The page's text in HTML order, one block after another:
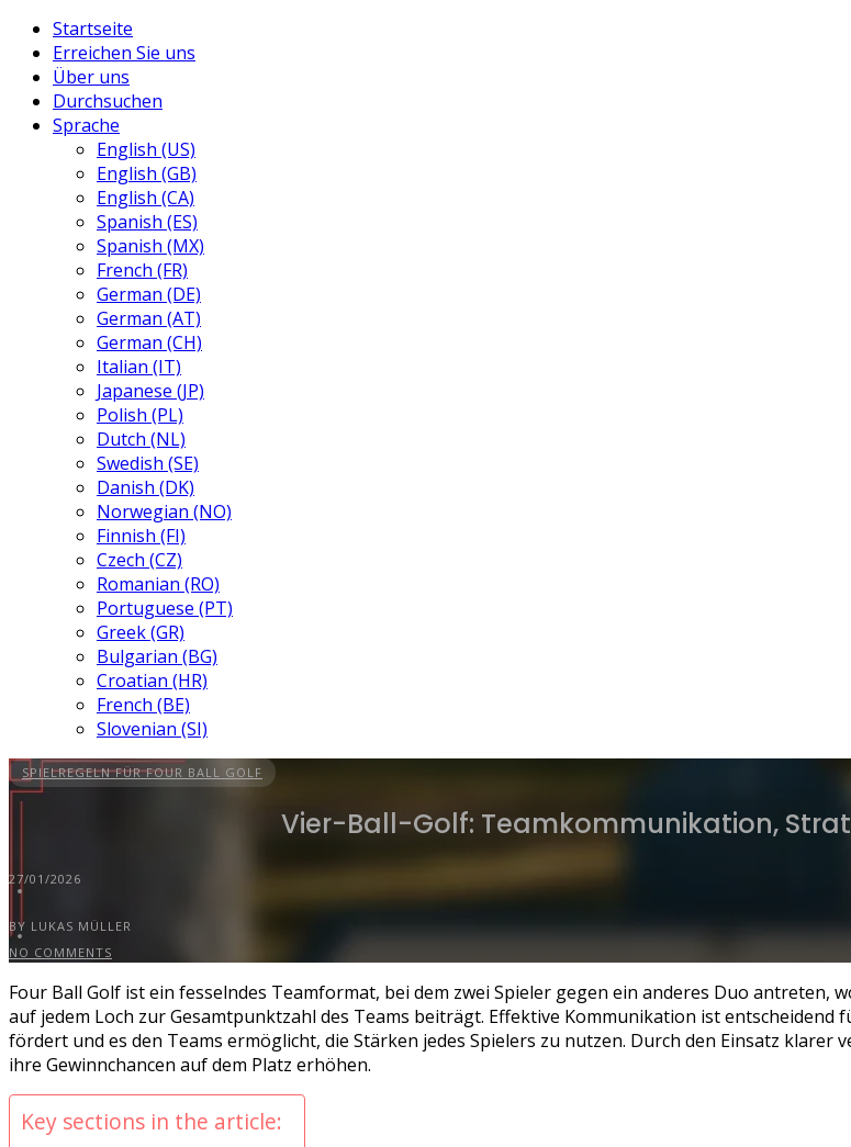
Startseite
Erreichen Sie uns
Über uns
Durchsuchen
Sprache
English (US)
English (GB)
English (CA)
Spanish (ES)
Spanish (MX)
French (FR)
German (DE)
German (AT)
German (CH)
Italian (IT)
Japanese (JP)
Polish (PL)
Dutch (NL)
Swedish (SE)
Danish (DK)
Norwegian (NO)
Finnish (FI)
Czech (CZ)
Romanian (RO)
Portuguese (PT)
Greek (GR)
Bulgarian (BG)
Croatian (HR)
French (BE)
Slovenian (SI)
SPIELREGELN FÜR FOUR BALL GOLF
Vier-Ball-Golf: Teamkommunikation,
27/01/2026
BY LUKAS MÜLLER
NO COMMENTS
Four Ball Golf ist ein fesselndes Teamformat, bei dem zwei Spieler gegen ein anderes Duo antreten,
auf jedem Loch zur Gesamtpunktzahl des Teams beiträgt. Effektive Kommunikation ist
fördert und es den Teams ermöglicht, die Stärken jedes Spielers zu nutzen. Durch den Einsatz
ihre Gewinnchancen auf dem Platz erhöhen.
Key sections in the article: